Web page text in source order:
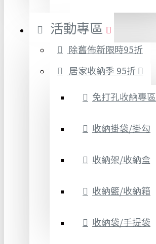
活動專區
除舊佈新限時95折
居家收納季 95折
免打孔收納專區
收納掛袋/掛勾
收納架/收納盒
收納籃/收納箱
收納袋/手提袋